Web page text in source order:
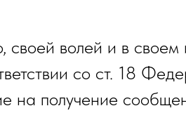
своей волей и в
со ст. 18
на получение